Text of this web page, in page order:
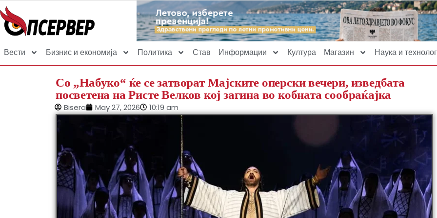
Вести Бизнис и економија Политика Став Информации Култура Магазин Наука и
Со „Набуко“ ќе се затворат Мајските оперски вечери, изведбата
посветена на Ристе Велков кој загина во кобната сообраќајка
Bisera May 27, 2026 10:19 am